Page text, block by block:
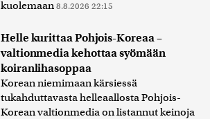
kuolemaan 8.8.2026 22:15
Helle kurittaa Pohjois-Koreaa –
valtionmedia kehottaa syömään
koiranlihasoppaa
Korean niemimaan kärsiessä
tukahduttavasta helleaallosta Pohjois-
Korean valtionmedia on listannut keinoja